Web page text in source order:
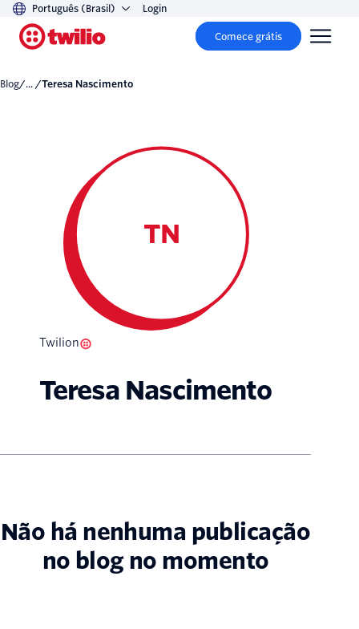
Português (Brasil) Login
Comece grátis
Blog/... / Teresa Nascimento
TN
Twilion
Teresa Nascimento
Não há nenhuma publicação
no blog no momento